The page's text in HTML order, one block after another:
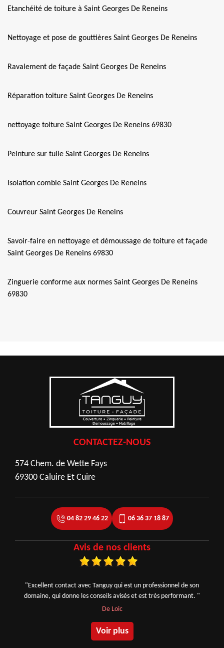
Etanchéité de toiture à Saint Georges De Reneins
Nettoyage et pose de gouttières Saint Georges De Reneins
Ravalement de façade Saint Georges De Reneins
Réparation toiture Saint Georges De Reneins
nettoyage toiture Saint Georges De Reneins 69830
Peinture sur tuile Saint Georges De Reneins
Isolation comble Saint Georges De Reneins
Couvreur Saint Georges De Reneins
Savoir-faire en nettoyage et démoussage de toiture et façade
Saint Georges De Reneins 69830
Zinguerie conforme aux normes Saint Georges De Reneins
69830
CONTACTEZ-NOUS
574 Chem. de Wette Fays
69300 Caluire Et Cuire
04 82 29 46 22 06 36 37 18 87
Avis de nos clients
"Excellent contact avec Tanguy qui est un professionnel de son
domaine, qui donne les conseils avisés et est très performant. "
De Loic
Voir plus